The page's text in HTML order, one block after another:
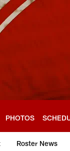
PHOTOS
Roster News